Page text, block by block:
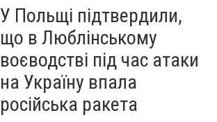
У Польщі підтвердили,
що в Люблінському
воєводстві під час атаки
на Україну впала
російська ракета